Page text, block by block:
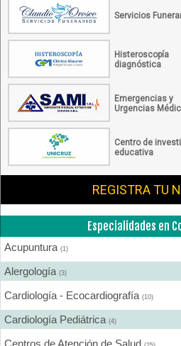
Servicios
Histeroscopía
diagnóstica
Emergencias y
Urgencias
Centro de
educativa
REGISTRA TU
Especialidades en
Acupuntura (1)
Alergología (3)
Cardiología - Ecocardiografía (10)
Cardiología Pediátrica (4)